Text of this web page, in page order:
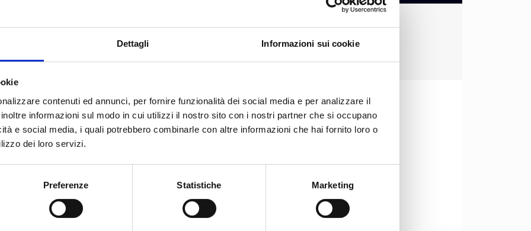
Dettagli Informazioni sui cookie
contenuti ed annunci, per fornire funzionalità dei social media e per analizzare il
informazioni sul modo in cui utilizzi il nostro sito con i nostri partner che si occupano
e social media, i quali potrebbero combinarle con altre informazioni che hai fornito loro o
dei loro servizi.
Preferenze Statistiche Marketing